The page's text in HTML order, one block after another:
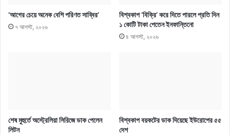
‘আগের চেয়ে অনেক বেশি পরিণত সাব্বির’
৭ আগস্ট, ২০২৬
বিশ্বকাপ ‘বিক্রি’ করে দিতে পারলে প্রতি দিন
১ কোটি টাকা পেতেন ইনফান্তিনো
৪ আগস্ট, ২০২৬
শেষ মুহুর্তে অস্ট্রেলিয়া সিরিজে ডাক পেলেন
লিটন
বিশ্বকাপ বয়কটের ডাক দিয়েছে ইউরোপের ৫৫
দেশ